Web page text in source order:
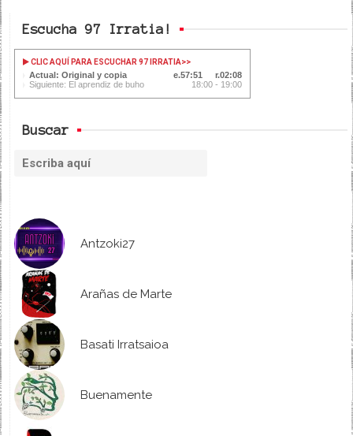
Escucha 97 Irratia!
CLIC AQUÍ PARA ESCUCHAR 97 IRRATIA>>
Actual: Original y copia 57:51
02:08
Siguiente: El aprendiz de buho
18:00 - 19:00
Buscar
Antzoki27
Arañas de Marte
Basati Irratsaioa
Buenamente